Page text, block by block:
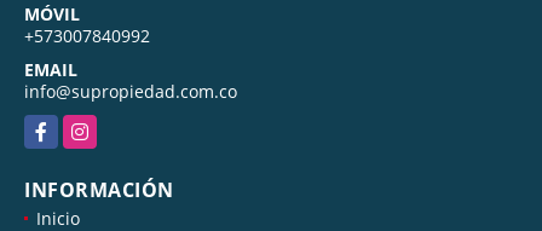
MÓVIL
+573007840992
EMAIL
info@supropiedad.com.co
FacebookInstagram
INFORMACIÓN
Inicio